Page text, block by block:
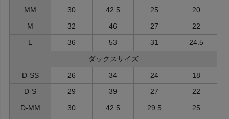
MM
30 42.5 25
20
M
32 46 27
22
L
36 53 31
24.5
ダックスサイズ
D-SS
26 34 24
18
D-S
29 39 27
22
D-MM
30 42.5 29.5
25